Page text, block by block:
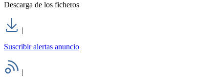
Descarga de los ficheros
|
Suscribir alertas anuncio
|